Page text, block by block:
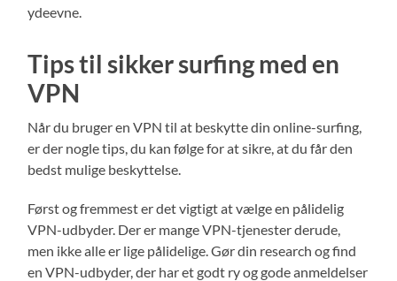
ydeevne.
Tips til sikker surfing med en
VPN
Når du bruger en VPN til at beskytte din online-surfing,
er der nogle tips, du kan følge for at sikre, at du får den
bedst mulige beskyttelse.
Først og fremmest er det vigtigt at vælge en pålidelig
VPN-udbyder. Der er mange VPN-tjenester derude,
men ikke alle er lige pålidelige. Gør din research og find
en VPN-udbyder, der har et godt ry og gode anmeldelser